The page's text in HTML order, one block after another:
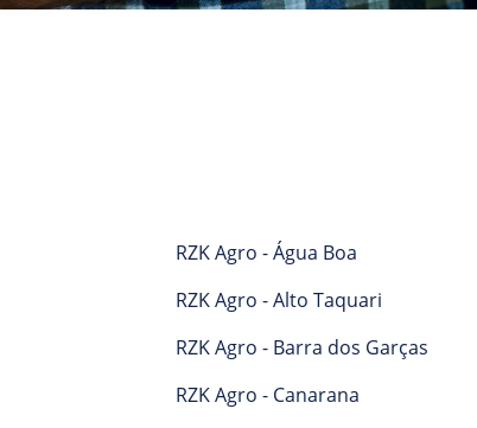
RZK Agro - Água Boa
RZK Agro - Alto Taquari
RZK Agro - Barra dos Garças
RZK Agro - Canarana